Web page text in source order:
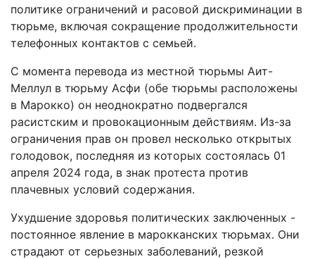
политике ограничений и расовой дискриминации в
тюрьме, включая сокращение продолжительности
телефонных контактов с семьей.
С момента перевода из местной тюрьмы Аит-
Меллул в тюрьму Асфи (обе тюрьмы расположены
в Марокко) он неоднократно подвергался
расистским и провокационным действиям. Из-за
ограничения прав он провел несколько открытых
голодовок, последняя из которых состоялась 01
апреля 2024 года, в знак протеста против
плачевных условий содержания.
Ухудшение здоровья политических заключенных -
постоянное явление в марокканских тюрьмах. Они
страдают от серьезных заболеваний, резкой